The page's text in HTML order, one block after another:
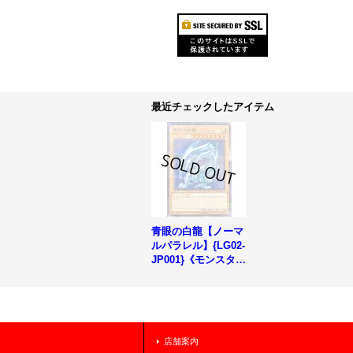
最近チェックしたアイテム
青眼の白龍【ノーマ
ルパラレル】{LG02-
JP001}《モンスタ
店舗案内